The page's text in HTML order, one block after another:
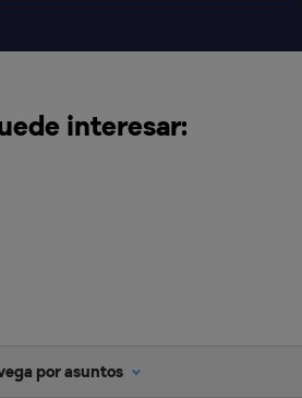
por asuntos
interesar: